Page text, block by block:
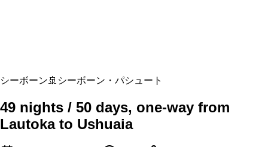
シーボーン 🚢 シーボーン・パシュート
49 nights / 50 days, one-way from
Lautoka to Ushuaia